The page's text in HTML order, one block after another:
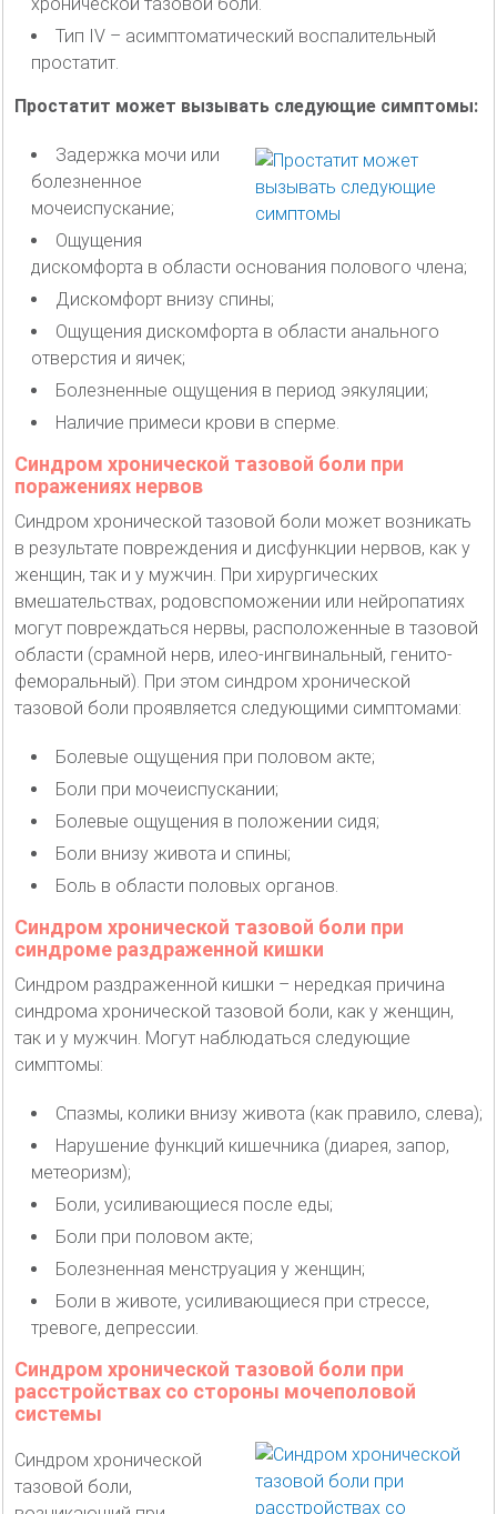
Тип IV – асимптоматический воспалительный
простатит.
Простатит может вызывать следующие симптомы:
Задержка мочи или
болезненное
мочеиспускание;
Ощущения
дискомфорта в области основания полового члена;
Дискомфорт внизу спины;
Ощущения дискомфорта в области анального
отверстия и яичек;
Болезненные ощущения в период эякуляции;
Наличие примеси крови в сперме.
Синдром хронической тазовой боли при
поражениях нервов
Синдром хронической тазовой боли может возникать
в результате повреждения и дисфункции нервов, как у
женщин, так и у мужчин. При хирургических
вмешательствах, родовспоможении или нейропатиях
могут повреждаться нервы, расположенные в тазовой
области (срамной нерв, илео-ингвинальный, генито-
феморальный). При этом синдром хронической
тазовой боли проявляется следующими симптомами:
Болевые ощущения при половом акте;
Боли при мочеиспускании;
Болевые ощущения в положении сидя;
Боли внизу живота и спины;
Боль в области половых органов.
Синдром хронической тазовой боли при
синдроме раздраженной кишки
Синдром раздраженной кишки – нередкая причина
синдрома хронической тазовой боли, как у женщин,
так и у мужчин. Могут наблюдаться следующие
симптомы:
Спазмы, колики внизу живота (как правило, слева);
Нарушение функций кишечника (диарея, запор,
метеоризм);
Боли, усиливающиеся после еды;
Боли при половом акте;
Болезненная менструация у женщин;
Боли в животе, усиливающиеся при стрессе,
тревоге, депрессии.
Синдром хронической тазовой боли при
расстройствах со стороны мочеполовой
системы
Синдром хронической
тазовой боли,